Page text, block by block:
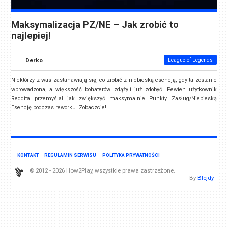
Maksymalizacja PZ/NE – Jak zrobić to
najlepiej!
Derko League of Legends
Niektórzy z was zastanawiają się, co zrobić z niebieską esencją, gdy ta zostanie
wprowadzona, a większość bohaterów zdążyli już zdobyć. Pewien użytkownik
Reddita przemyślał jak zwiększyć maksymalnie Punkty Zasług/Niebieską
Esencję podczas reworku. Zobaczcie!
KONTAKT REGULAMIN SERWISU POLITYKA PRYWATNOŚCI
© 2012 - 2026 How2Play, wszystkie prawa zastrzeżone.
By Blejdy